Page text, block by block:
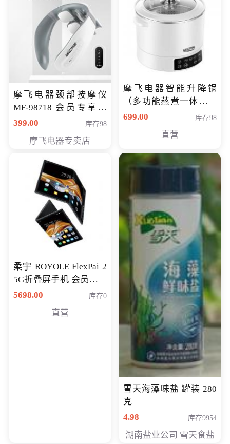
摩飞电器颈部按摩仪
MF-98718 会员专享价
299元
399.00 库存98
摩飞电器专卖店
摩飞电器智能升降锅
（多功能蒸煮一体锅）
（智能升降养生锅） 会
699.00 库存98
直营
柔宇 ROYOLE FlexPai 2
5G折叠屏手机 会员专享
购买价格 4998元
5698.00 库存0
直营
雪天海藻味盐 罐装 280
克
4.98
库存9954
湖南盐业公司 雪天食盐